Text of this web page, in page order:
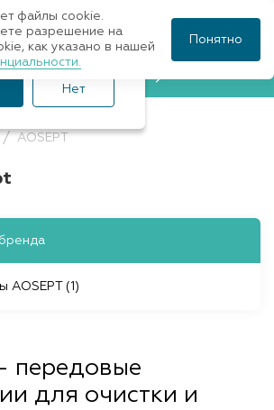
к врачу
AOSEPT
AOSEPT (1)
передовые
для очистки и
Санкт-
Нет
файлы cookie.
разрешение на
как указано в нашей
Понятно